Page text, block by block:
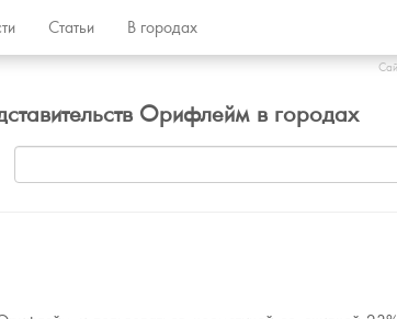
Статьи В городах
Орифлейм в городах